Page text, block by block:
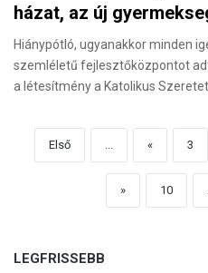
házat, az új
Hiánypótló, ugyanakkor minden
szemléletű fejlesztőközpontot
a létesítmény a Katolikus
Első « 3
» 10
LEGFRISSEBB